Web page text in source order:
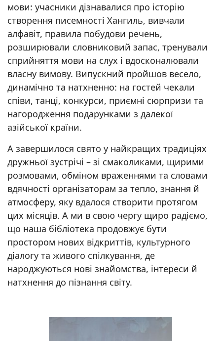
мови: учасники дізнавалися про історію
створення писемності Хангиль, вивчали
алфавіт, правила побудови речень,
розширювали словниковий запас, тренували
сприйняття мови на слух і вдосконалювали
власну вимову. Випускний пройшов весело,
динамічно та натхненно: на гостей чекали
співи, танці, конкурси, приємні сюрпризи та
нагородження подарунками з далекої
азійської країни.
А завершилося свято у найкращих традиціях
дружньої зустрічі – зі смаколиками, щирими
розмовами, обміном враженнями та словами
вдячності організаторам за тепло, знання й
атмосферу, яку вдалося створити протягом
цих місяців. А ми в свою чергу щиро радіємо,
що наша бібліотека продовжує бути
простором нових відкриттів, культурного
діалогу та живого спілкування, де
народжуються нові знайомства, інтереси й
натхнення до пізнання світу.